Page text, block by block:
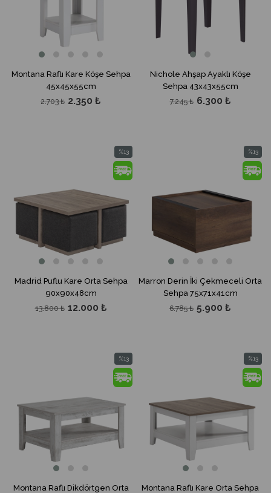
Montana Raflı Kare Köşe Sehpa
45x45x55cm
2.350 ₺
2.703 ₺
Nichole Ahşap Ayaklı Köşe
Sehpa 43x43x55cm
6.300 ₺
7.245 ₺
Madrid Puflu Kare Orta Sehpa
90x90x48cm
12.000 ₺
13.800 ₺
%13
İndirim
%13İndirim
Marron Derin İki Çekmeceli Orta
Sehpa 75x71x41cm
5.900 ₺
6.785 ₺
%13
İndirim
Montana Raflı Dikdörtgen Orta
%13
İndirim
%13İndirim
Montana Raflı Kare Orta Sehpa
%13
İndirim